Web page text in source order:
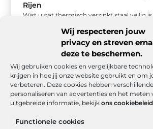
Wij respecteren jouw
privacy en streven
deze te beschermen.
Wij gebruiken cookies en vergelijkbare
krijgen in hoe jij onze website gebruikt en om
verbeteren. Deze cookies hebben
personaliseren van advertenties en het meten
uitgebreide informatie, bekijk ons cookiebeleid
Functionele cookies
Rijen
Wist u dat thermisch verzinkt staal veilig is
door zijn constructieve ...